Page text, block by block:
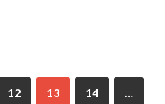
12 13 14 …